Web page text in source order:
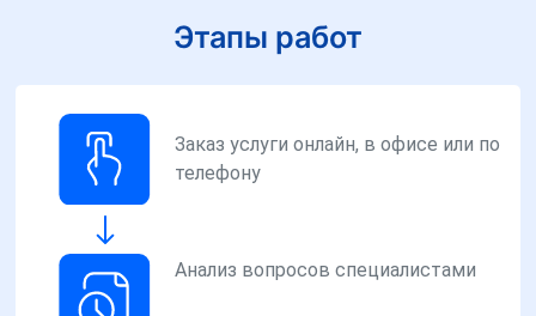
Этапы работ
Заказ услуги онлайн, в офисе или по
телефону
Анализ вопросов специалистами